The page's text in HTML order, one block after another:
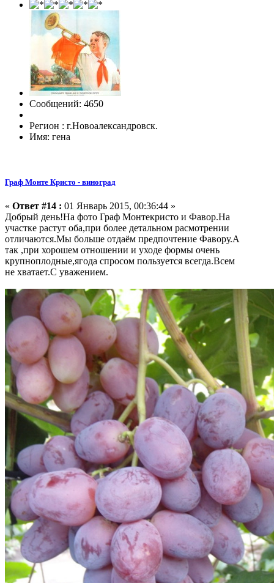
Сообщений: 4650
Регион : г.Новоалександровск.
Имя: гена
Граф Монте Кристо - виноград
« Ответ #14 : 01 Январь 2015, 00:36:44 »
Добрый день!На фото Граф Монтекристо и Фавор.На
участке растут оба,при более детальном расмотрении
отличаются.Мы больше отдаём предпочтение Фавору.А
так ,при хорошем отношении и уходе формы очень
крупноплодные,ягода спросом пользуется всегда.Всем
не хватает.С уважением.